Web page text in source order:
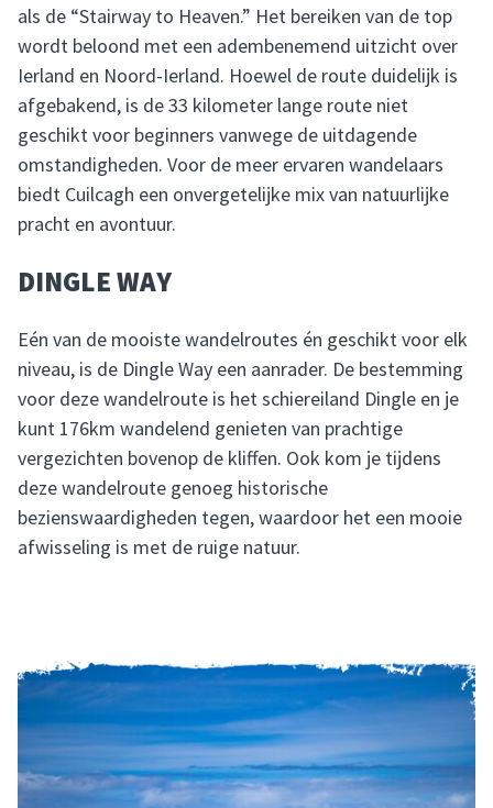
als de “Stairway to Heaven.” Het bereiken van de top
wordt beloond met een adembenemend uitzicht over
Ierland en Noord-Ierland. Hoewel de route duidelijk is
afgebakend, is de 33 kilometer lange route niet
geschikt voor beginners vanwege de uitdagende
omstandigheden. Voor de meer ervaren wandelaars
biedt Cuilcagh een onvergetelijke mix van natuurlijke
pracht en avontuur.
DINGLE WAY
Eén van de mooiste wandelroutes én geschikt voor elk
niveau, is de Dingle Way een aanrader. De bestemming
voor deze wandelroute is het schiereiland Dingle en je
kunt 176km wandelend genieten van prachtige
vergezichten bovenop de kliffen. Ook kom je tijdens
deze wandelroute genoeg historische
bezienswaardigheden tegen, waardoor het een mooie
afwisseling is met de ruige natuur.